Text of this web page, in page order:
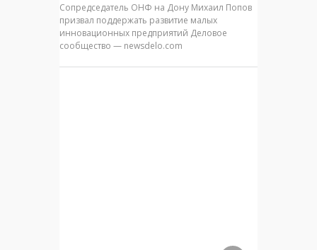
Сопредседатель ОНФ на Дону Михаил Попов
призвал поддержать развитие малых
инновационных предприятий Деловое
сообщество — newsdelo.com